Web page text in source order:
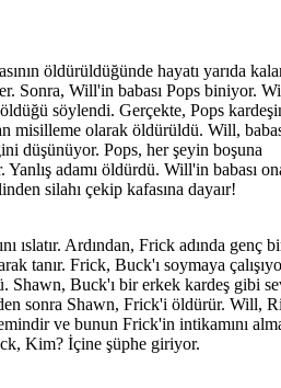
öldürüldüğünde hayatı yarıda
Sonra, Will'in babası Pops biniyor.
söylendi. Gerçekte, Pops
misilleme olarak öldürüldü. Will,
düşünüyor. Pops, her şeyin boşuna
adamı öldürdü. Will'in babası
silahı çekip kafasına dayaır!
ıslatır. Ardından, Frick adında genç
tanır. Frick, Buck'ı soymaya
Shawn, Buck'ı bir erkek kardeş gibi
sonra Shawn, Frick'i öldürür. Will,
ve bunun Frick'in intikamını
Kim? İçine şüphe giriyor.